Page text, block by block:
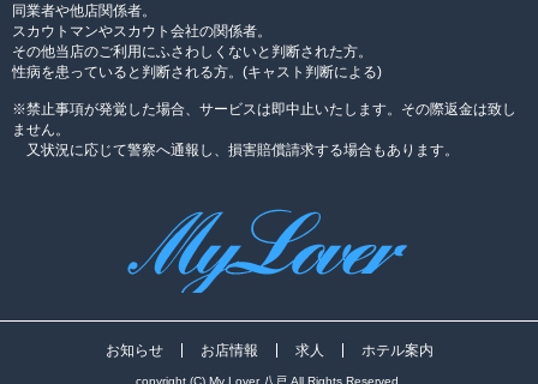
同業者や他店関係者。
スカウトマンやスカウト会社の関係者。
その他当店のご利用にふさわしくないと判断された方。
性病を患っていると判断される方。(キャスト判断による)
※禁止事項が発覚した場合、サービスは即中止いたします。その際返金は致し
ません。
又状況に応じて警察へ通報し、損害賠償請求する場合もあります。
お知らせ お店情報 求人 ホテル案内
copyright (C) My Lover 八戸 All Rights Reserved.